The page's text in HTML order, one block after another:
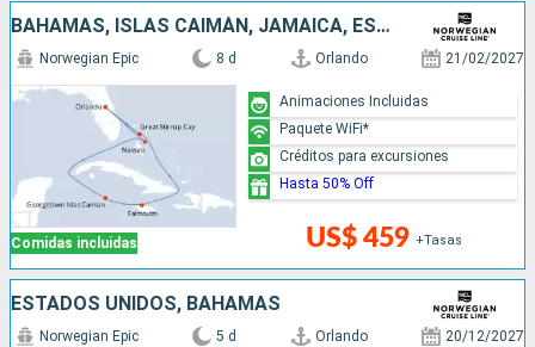
BAHAMAS, ISLAS CAIMÁN, JAMAICA, ESTADOS UNIDOS
Comidas incluidas
Norwegian Epic 8 d Orlando 21/02/2027
US$ 459 +Tasas
Animaciones Incluidas
Paquete WiFi*
Créditos para excursiones
Hasta 50% Off
ESTADOS UNIDOS, BAHAMAS
Norwegian Epic 5 d Orlando 20/12/2027